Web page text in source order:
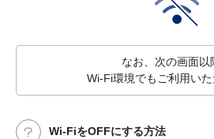
なお、次の画面以
Wi-Fi環境でもご利用いた
Wi-FiをOFFにする方法